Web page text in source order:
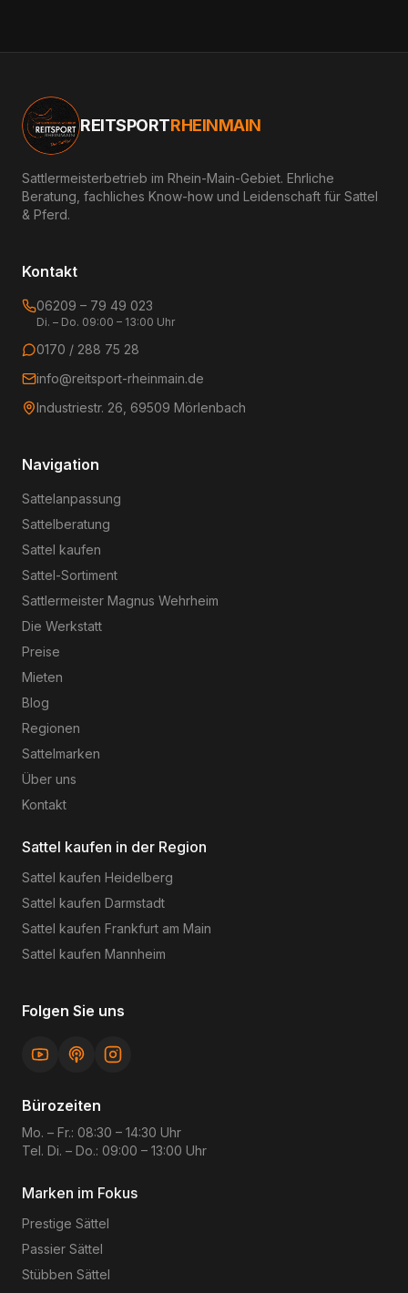
REITSPORTRHEINMAIN
Sattlermeisterbetrieb im Rhein-Main-Gebiet. Ehrliche
Beratung, fachliches Know-how und Leidenschaft für Sattel
& Pferd.
Kontakt
06209 – 79 49 023
Di. – Do. 09:00 – 13:00 Uhr
0170 / 288 75 28
info@reitsport-rheinmain.de
Industriestr. 26, 69509 Mörlenbach
Navigation
Sattelanpassung
Sattelberatung
Sattel kaufen
Sattel-Sortiment
Sattlermeister Magnus Wehrheim
Die Werkstatt
Preise
Mieten
Blog
Regionen
Sattelmarken
Über uns
Kontakt
Sattel kaufen in der Region
Sattel kaufen Heidelberg
Sattel kaufen Darmstadt
Sattel kaufen Frankfurt am Main
Sattel kaufen Mannheim
Folgen Sie uns
Bürozeiten
Mo. – Fr.: 08:30 – 14:30 Uhr
Tel. Di. – Do.: 09:00 – 13:00 Uhr
Marken im Fokus
Prestige Sättel
Passier Sättel
Stübben Sättel